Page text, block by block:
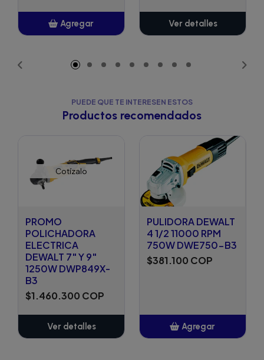
Agregar Ver detalles
PUEDE QUE TE INTERESEN ESTOS
Productos recomendados
Cotízalo
PROMO
POLICHADORA
ELECTRICA
DEWALT 7" Y 9"
1250W DWP849X-
B3
$1.460.300 COP
Ver detalles
PULIDORA DEWALT
4 1/2 11000 RPM
750W DWE750-B3
$381.100 COP
Agregar